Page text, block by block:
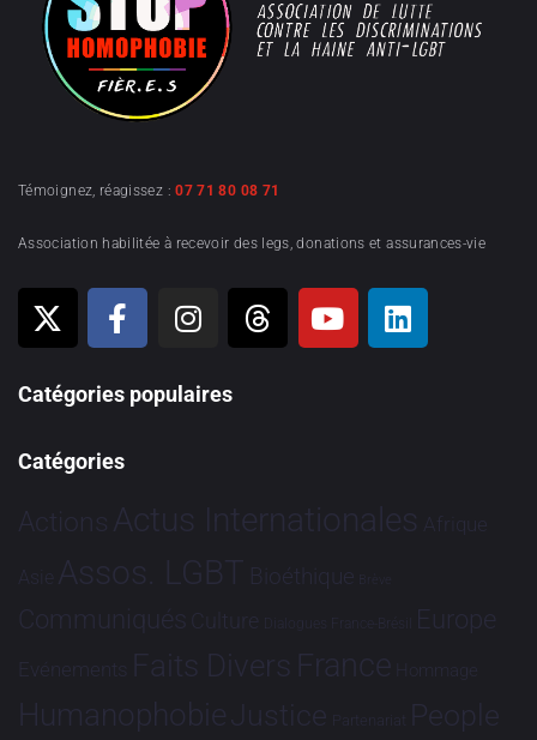
Témoignez, réagissez :07 71 80 08 71
Association habilitée à recevoir des legs, donations et assurances-vie
Catégories populaires
Catégories
Actions Actus Internationales Afrique
Asie Assos. LGBT Bioéthique Brève
Communiqués Culture Dialogues France-Brésil Europe
Evénements Faits Divers France Hommage
HumanophobieJustice Partenariat People